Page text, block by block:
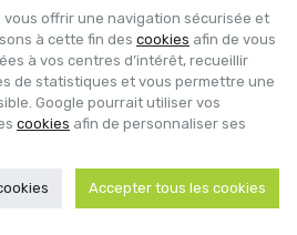
BE0433.064.517 |Mentions légales & Contact
, accélérateur d'e-commerce pour
PME
vous offrir une navigation sécurisée et
à cette fin des cookies afin de vous
à vos centres d’intérêt, recueillir
de statistiques et vous permettre une
Google pourrait utiliser vos
cookies afin de personnaliser ses
Accepter tous les cookies